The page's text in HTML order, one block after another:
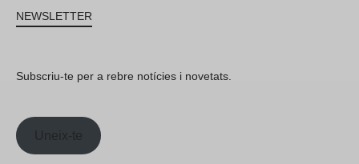
NEWSLETTER
Subscriu-te per a rebre notícies i novetats.
Uneix-te